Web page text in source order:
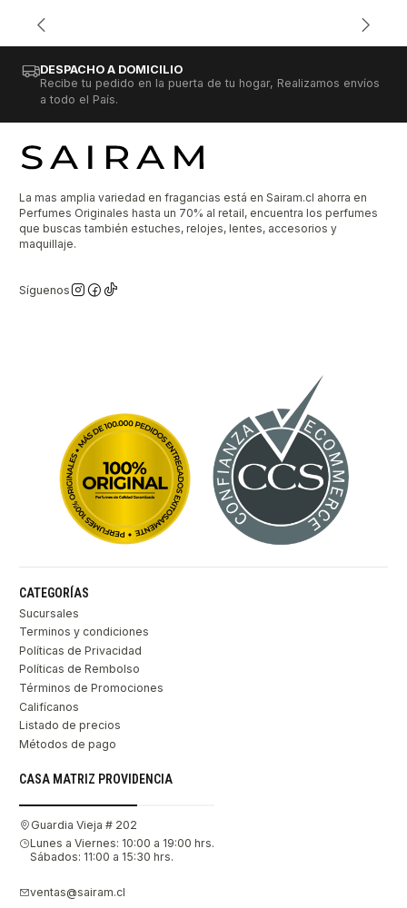
DESPACHO A DOMICILIO
Recibe tu pedido en la puerta de tu hogar, Realizamos envíos
a todo el País.
La mas amplia variedad en fragancias está en Sairam.cl ahorra en
Perfumes Originales hasta un 70% al retail, encuentra los perfumes
que buscas también estuches, relojes, lentes, accesorios y
maquillaje.
Síguenos
CATEGORÍAS
Sucursales
Terminos y condiciones
Políticas de Privacidad
Políticas de Rembolso
Términos de Promociones
Califícanos
Listado de precios
Métodos de pago
CASA MATRIZ PROVIDENCIA
Guardia Vieja # 202
Lunes a Viernes: 10:00 a 19:00 hrs.
Sábados: 11:00 a 15:30 hrs.
ventas@sairam.cl